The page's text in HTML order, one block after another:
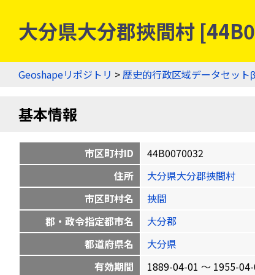
大分県大分郡挾間村
Geoshapeリポジトリ >歴史的行政区域データセット
基本情報
市区町村ID
44B0070032
住所
大分県大分郡挾間村
市区町村名
挾間
郡・政令指定都市名
大分郡
都道府県名
大分県
有効期間
1889-04-01 〜 1955-